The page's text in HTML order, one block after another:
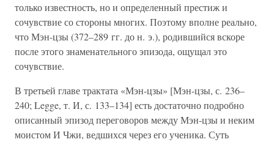
только известность, но и определенный престиж и
сочувствие со стороны многих. Поэтому вполне реально,
что Мэн-цзы (372–289 гг. до н. э.), родившийся вскоре
после этого знаменательного эпизода, ощущал это
сочувствие.
В третьей главе трактата «Мэн-цзы» [Мэн-цзы, с. 236–
240; Legge, т. И, с. 133–134] есть достаточно подробно
описанный эпизод переговоров между Мэн-цзы и неким
моистом И Чжи, ведшихся через его ученика. Суть